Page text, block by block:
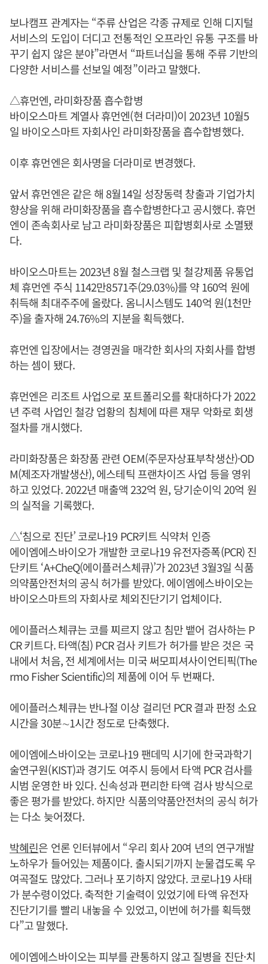
보나캠프 관계자는 “주류 산업은 각종 규제로 인해 디지털
서비스의 도입이 더디고 전통적인 오프라인 유통 구조를 바
꾸기 쉽지 않은 분야”라면서 “파트너십을 통해 주류 기반의
다양한 서비스를 선보일 예정”이라고 말했다.
△휴먼엔, 라미화장품 흡수합병
바이오스마트 계열사 휴먼엔(현 더라미)이 2023년 10월5
일 바이오스마트 자회사인 라미화장품을 흡수합병했다.
이후 휴먼엔은 회사명을 더라미로 변경했다.
앞서 휴먼엔은 같은 해 8월14일 성장동력 창출과 기업가치
향상을 위해 라미화장품을 흡수합병한다고 공시했다. 휴먼
엔이 존속회사로 남고 라미화장품은 피합병회사로 소멸됐
다.
바이오스마트는 2023년 8월 철스크랩 및 철강제품 유통업
체 휴먼엔 주식 1142만8571주(29.03%)를 약 160억 원에
취득해 최대주주에 올랐다. 옴니시스템도 140억 원(1천만
주)을 출자해 24.76%의 지분을 획득했다.
휴먼엔 입장에서는 경영권을 매각한 회사의 자회사를 합병
하는 셈이 됐다.
휴먼엔은 리조트 사업으로 포트폴리오를 확대하다가 2022
년 주력 사업인 철강 업황의 침체에 따른 재무 악화로 회생
절차를 개시했다.
라미화장품은 화장품 관련 OEM(주문자상표부착생산)·OD
M(제조자개발생산), 에스테틱 프랜차이즈 사업 등을 영위
하고 있었다. 2022년 매출액 232억 원, 당기순이익 20억 원
의 실적을 기록했다.
△‘침으로 진단’ 코로나19 PCR키트 식약처 인증
에이엠에스바이오가 개발한 코로나19 유전자증폭(PCR) 진
단키트 ‘A+CheQ(에이플러스체큐)’가 2023년 3월3일 식품
의약품안전처의 공식 허가를 받았다. 에이엠에스바이오는
바이오스마트의 자회사로 체외진단기기 업체이다.
에이플러스체큐는 코를 찌르지 않고 침만 뱉어 검사하는 P
CR 키트다. 타액(침) PCR 검사 키트가 허가를 받은 것은 국
내에서 처음, 전 세계에서는 미국 써모피셔사이언티픽(The
rmo Fisher Scientific)의 제품에 이어 두 번째다.
에이플러스체큐는 반나절 이상 걸리던 PCR 결과 판정 소요
시간을 30분∼1시간 정도로 단축했다.
에이엠에스바이오는 코로나19 팬데믹 시기에 한국과학기
술연구원(KIST)과 경기도 여주시 등에서 타액 PCR 검사를
시범 운영한 바 있다. 신속성과 편리한 타액 검사 방식으로
좋은 평가를 받았다. 하지만 식품의약품안전처의 공식 허가
는 다소 늦어졌다.
박혜린은 언론 인터뷰에서 “우리 회사 20여 년의 연구개발
노하우가 들어있는 제품이다. 출시되기까지 눈물겹도록 우
여곡절도 많았다. 그러나 포기하지 않았다. 코로나19 사태
가 분수령이었다. 축적한 기술력이 있었기에 타액 유전자
진단기기를 빨리 내놓을 수 있었고, 이번에 허가를 획득했
다”고 말했다.
에이엠에스바이오는 피부를 관통하지 않고 질병을 진단·치